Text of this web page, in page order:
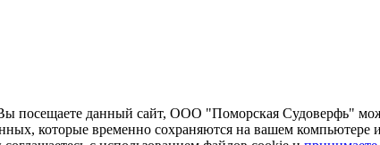
посещаете данный сайт, ООО "Поморская Судоверфь"
которые временно сохраняются на вашем